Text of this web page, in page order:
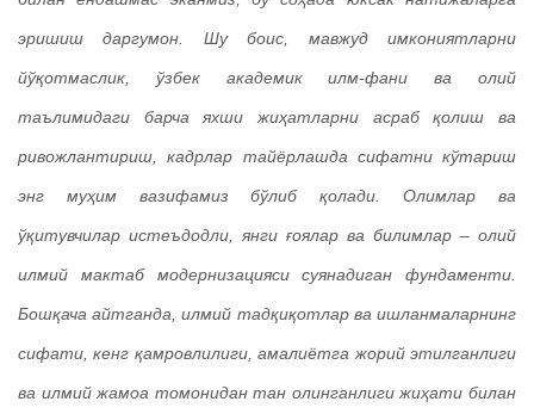
эришиш даргумон. Шу боис, мавжуд имкониятларни
йўқотмаслик, ўзбек академик илм-фани ва олий
таълимидаги барча яхши жиҳатларни асраб қолиш ва
ривожлантириш, кадрлар тайёрлашда сифатни кўтариш
энг муҳим вазифамиз бўлиб қолади. Олимлар ва
ўқитувчилар истеъдодли, янги ғоялар ва билимлар – олий
илмий мактаб модернизацияси суянадиган фундаменти.
Бошқача айтганда, илмий тадқиқотлар ва ишланмаларнинг
сифати, кенг қамровлилиги, амалиётга жорий этилганлиги
ва илмий жамоа томонидан тан олинганлиги жиҳати билан